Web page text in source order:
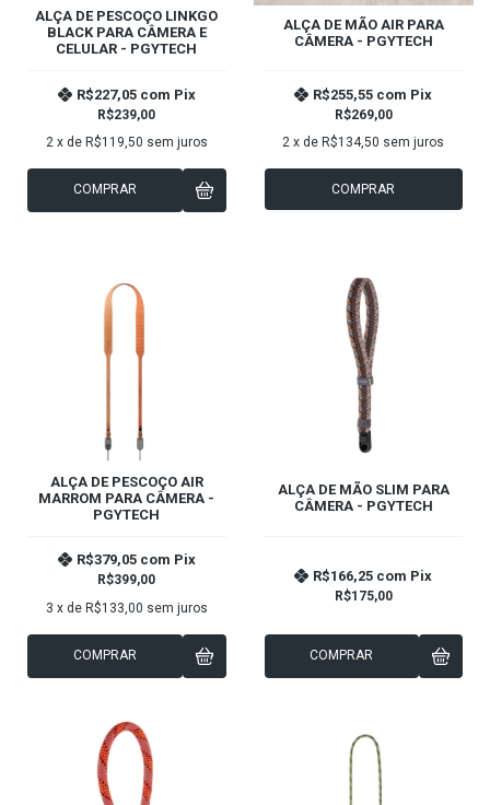
ALÇA DE PESCOÇO LINKGO
BLACK PARA CÂMERA E
CELULAR - PGYTECH
R$239,00
R$227,05 com Pix
2 x de R$119,50 sem juros
COMPRAR
ALÇA DE MÃO AIR PARA
CÂMERA - PGYTECH
R$269,00
R$255,55 com Pix
2 x de R$134,50 sem juros
COMPRAR
ALÇA DE PESCOÇO AIR
MARROM PARA CÂMERA -
PGYTECH
R$399,00
R$379,05 com Pix
3 x de R$133,00 sem juros
COMPRAR
ALÇA DE MÃO SLIM PARA
CÂMERA - PGYTECH
R$175,00
R$166,25 com Pix
COMPRAR